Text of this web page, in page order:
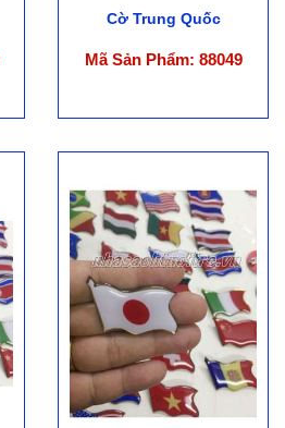
Cờ Trung Quốc
Mã Sản Phẩm: 88049